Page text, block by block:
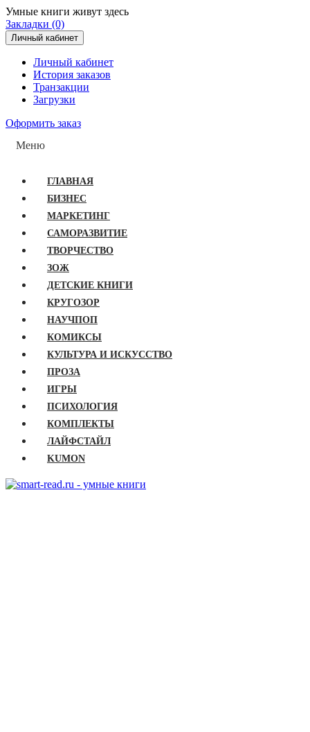
Умные книги живут здесь
Закладки (0)
Личный кабинет
Личный кабинет
История заказов
Транзакции
Загрузки
Оформить заказ
Меню
ГЛАВНАЯ
БИЗНЕС
МАРКЕТИНГ
САМОРАЗВИТИЕ
ТВОРЧЕСТВО
ЗОЖ
ДЕТСКИЕ КНИГИ
КРУГОЗОР
НАУЧПОП
КОМИКСЫ
КУЛЬТУРА И ИСКУССТВО
ПРОЗА
ИГРЫ
ПСИХОЛОГИЯ
КОМПЛЕКТЫ
ЛАЙФСТАЙЛ
KUMON